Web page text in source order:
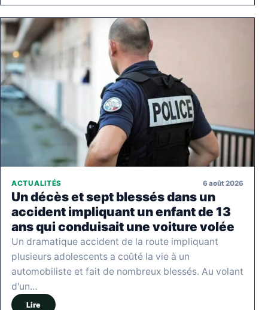
ACTUALITÉS 6 août 2026
Un décès et sept blessés dans un
accident impliquant un enfant de 13
ans qui conduisait une voiture volée
Un dramatique accident de la route impliquant
plusieurs adolescents a coûté la vie à un
automobiliste et fait de nombreux blessés. Au volant
d'un…
Lire